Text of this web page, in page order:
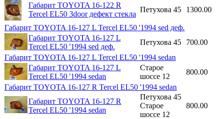
Габарит TOYOTA 16-122 R
Tercel EL50 3door дефект стекла
Петухова 45 1300.00
Габарит TOYOTA 16-127 L Tercel EL50 '1994 sed деф.
Габарит TOYOTA 16-127 L
Tercel EL50 '1994 sed деф.
Петухова 45
700.00
Габарит TOYOTA 16-127 L Tercel EL50 '1994 sedan
Габарит TOYOTA 16-127 L
Tercel EL50 '1994 sedan
Старое
шоссе 12
800.00
Габарит TOYOTA 16-127 R Tercel EL50 '1994 sedan
Габарит TOYOTA 16-127 R
Tercel EL50 '1994 sedan
Петухова 45
Старое
шоссе 12
800.00